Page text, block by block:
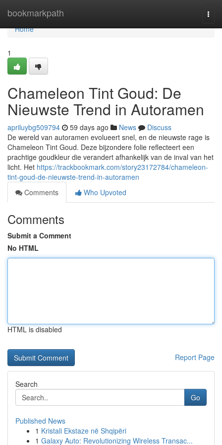
bookmarkpath
Home
Home
1
Chameleon Tint Goud: De
Nieuwste Trend in Autoramen
apriluybg509794 59 days ago News
Discuss
De wereld van autoramen evolueert snel, en de nieuwste rage is
Chameleon Tint Goud. Deze bijzondere folie reflecteert een
prachtige goudkleur die verandert afhankelijk van de inval van het
licht. Het https://trackbookmark.com/story23172784/chameleon-
tint-goud-de-nieuwste-trend-in-autoramen
Comments
Who Upvoted
Comments
Submit a Comment
No HTML
HTML is disabled
Report Page
Search
Go
Published News
1 Kristali Ekstaze në Shqipëri
1 Galaxy Auto: Revolutionizing Wireless Transac...